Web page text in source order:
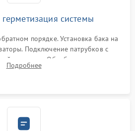
системы
порядке. Установка бака на
Подключение патрубков с
хомутами. Обработка стыков
возможных протечек воды.
Подробнее